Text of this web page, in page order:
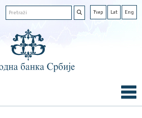
Ћир Lat Eng